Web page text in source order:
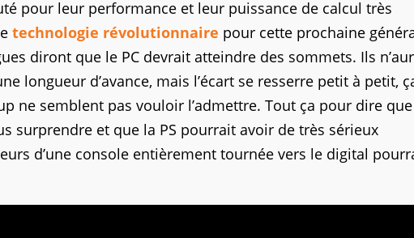
pour leur performance et leur puissance de calcul très
technologie révolutionnaire pour cette prochaine
diront que le PC devrait atteindre des sommets. Ils
longueur d’avance, mais l’écart se resserre petit à petit,
ne semblent pas vouloir l’admettre. Tout ça pour dire
surprendre et que la PS pourrait avoir de très sérieux
d’une console entièrement tournée vers le digital